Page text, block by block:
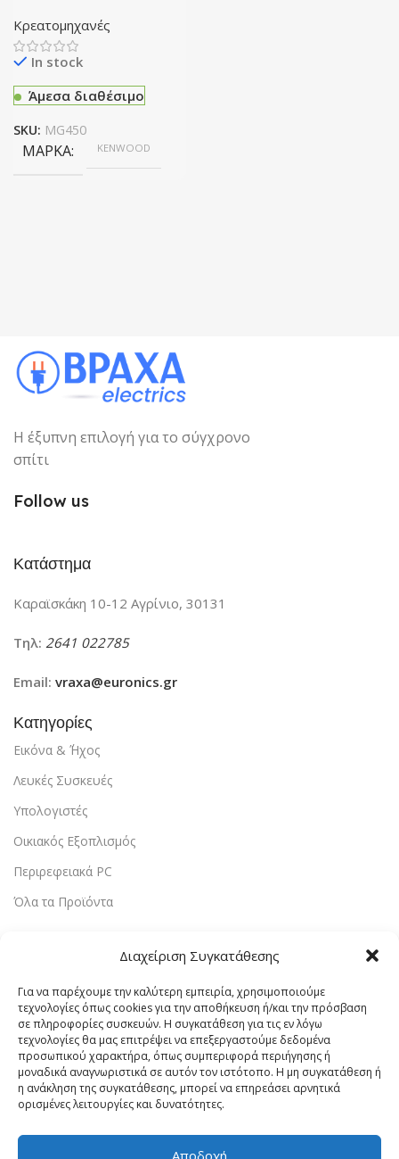
Διαχείριση Συγκατάθεσης
Για να παρέχουμε την καλύτερη εμπειρία, χρησιμοποιούμε
τεχνολογίες όπως cookies για την αποθήκευση ή/και την πρόσβαση
σε πληροφορίες συσκευών. Η συγκατάθεση για τις εν λόγω
τεχνολογίες θα μας επιτρέψει να επεξεργαστούμε δεδομένα
προσωπικού χαρακτήρα, όπως συμπεριφορά περιήγησης ή
μοναδικά αναγνωριστικά σε αυτόν τον ιστότοπο. Η μη συγκατάθεση ή
η ανάκληση της συγκατάθεσης, μπορεί να επηρεάσει αρνητικά
ορισμένες λειτουργίες και δυνατότητες.
Αποδοχή
Κρεατομηχανές
In stock
Άμεσα διαθέσιμο
SKU: MG450
ΜΆΡΚΑ KENWOOD
Η έξυπνη επιλογή για το σύγχρονο
σπίτι
Follow us
Κατάστημα
Καραϊσκάκη 10-12 Αγρίνιο, 30131
Τηλ: 2641 022785
Email: vraxa@euronics.gr
Κατηγορίες
Εικόνα & ΄Ήχος
Λευκές Συσκευές
Υπολογιστές
Οικιακός Εξοπλισμός
Περιρεφειακά PC
Όλα τα Προϊόντα
Χρήσιμοι Σύνδεσμοι
Υπηρεσίες
Αποστολή & Επιστροφές
Τρόποι Πληρωμής
Εντοπισμός Παραγγελίας